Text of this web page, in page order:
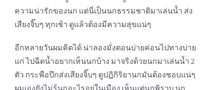
ความน่ารักของนก แต่นี่เป็นนกธรรมชาติมาเล่นน้ำ ส่ง
เสียงจิ๊บๆ ทุกเช้า ดูแล้วต้องมีความสุขแน่ๆ
อีกหลายวันผมคิดได้ น่าลองมั่งตอนบ่ายค่อนไปทางบ่าย
แก่ ไปฉีดน้ำอยากเห็นนกบ้าง มาจริงด้วยนกมาเล่นน้ำ 2
ตัว กระพือปีกส่งเสียงจิ๊บๆ ดูปฎิกิริยานกมันต้องชอบแน่ๆ